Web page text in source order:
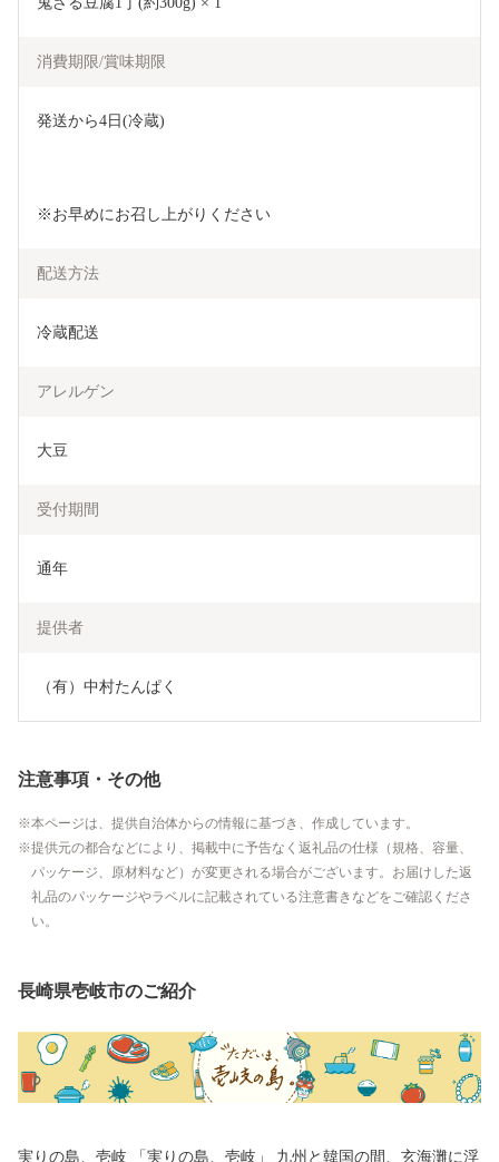
消費期限/賞味期限
発送から4日(冷蔵)
※お早めにお召し上がりください
配送方法
冷蔵配送
アレルゲン
大豆
受付期間
通年
提供者
（有）中村たんぱく
注意事項・その他
本ページは、提供自治体からの情報に基づき、作成しています。
提供元の都合などにより、掲載中に予告なく返礼品の仕様（規格、容量、
パッケージ、原材料など）が変更される場合がございます。お届けした返
礼品のパッケージやラベルに記載されている注意書きなどをご確認くださ
い。
長崎県壱岐市のご紹介
実りの島、壱岐 「実りの島、壱岐」 九州と韓国の間、玄海灘に浮